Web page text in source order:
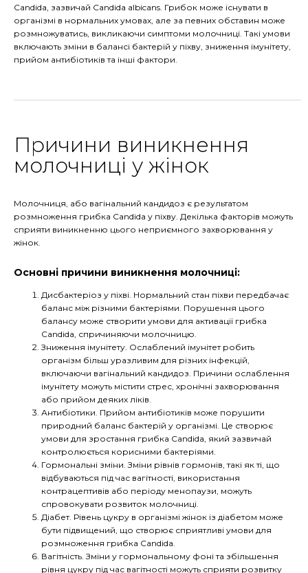
Candida, зазвичай Candida albicans. Грибок може існувати в
організмі в нормальних умовах, але за певних обставин може
розмножуватись, викликаючи симптоми молочниці. Такі умови
включають зміни в балансі бактерій у піхву, зниження імунітету,
прийом антибіотиків та інші фактори.
Причини виникнення
молочниці у жінок
Молочниця, або вагінальний кандидоз є результатом
розмноження грибка Candida у піхву. Декілька факторів можуть
сприяти виникненню цього неприємного захворювання у
жінок.
Основні причини виникнення молочниці:
Дисбактеріоз у піхві. Нормальний стан піхви передбачає
баланс між різними бактеріями. Порушення цього
балансу може створити умови для активації грибка
Candida, спричиняючи молочницю.
Зниження імунітету. Ослаблений імунітет робить
організм більш уразливим для різних інфекцій,
включаючи вагінальний кандидоз. Причини ослаблення
імунітету можуть містити стрес, хронічні захворювання
або прийом деяких ліків.
Антибіотики. Прийом антибіотиків може порушити
природний баланс бактерій у організмі. Це створює
умови для зростання грибка Candida, який зазвичай
контролюється корисними бактеріями.
Гормональні зміни. Зміни рівнів гормонів, такі як ті, що
відбуваються під час вагітності, використання
контрацептивів або періоду менопаузи, можуть
спровокувати розвиток молочниці.
Діабет. Рівень цукру в організмі жінок із діабетом може
бути підвищений, що створює сприятливі умови для
розмноження грибка Candida.
Вагітність. Зміни у гормональному фоні та збільшення
рівня цукру під час вагітності можуть сприяти розвитку